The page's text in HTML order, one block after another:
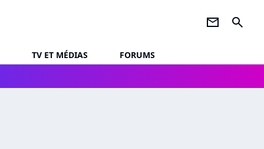
newsletter search
TV ET MÉDIAS FORUMS